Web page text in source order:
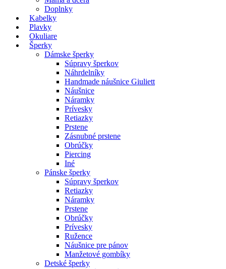
Doplnky
Kabelky
Plavky
Okuliare
Šperky
Dámske šperky
Súpravy šperkov
Náhrdelníky
Handmade náušnice Giuliett
Náušnice
Náramky
Prívesky
Retiazky
Prstene
Zásnubné prstene
Obrúčky
Piercing
Iné
Pánske šperky
Súpravy šperkov
Retiazky
Náramky
Prstene
Obrúčky
Prívesky
Ružence
Náušnice pre pánov
Manžetové gombíky
Detské šperky